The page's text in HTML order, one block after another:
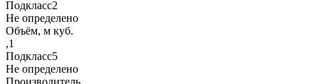
Подкласс2
Не определено
Объём, м куб.
,1
Подкласс5
Не определено